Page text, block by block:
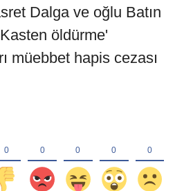
Dalga ve oğlu Batın
öldürme'
müebbet hapis cezası